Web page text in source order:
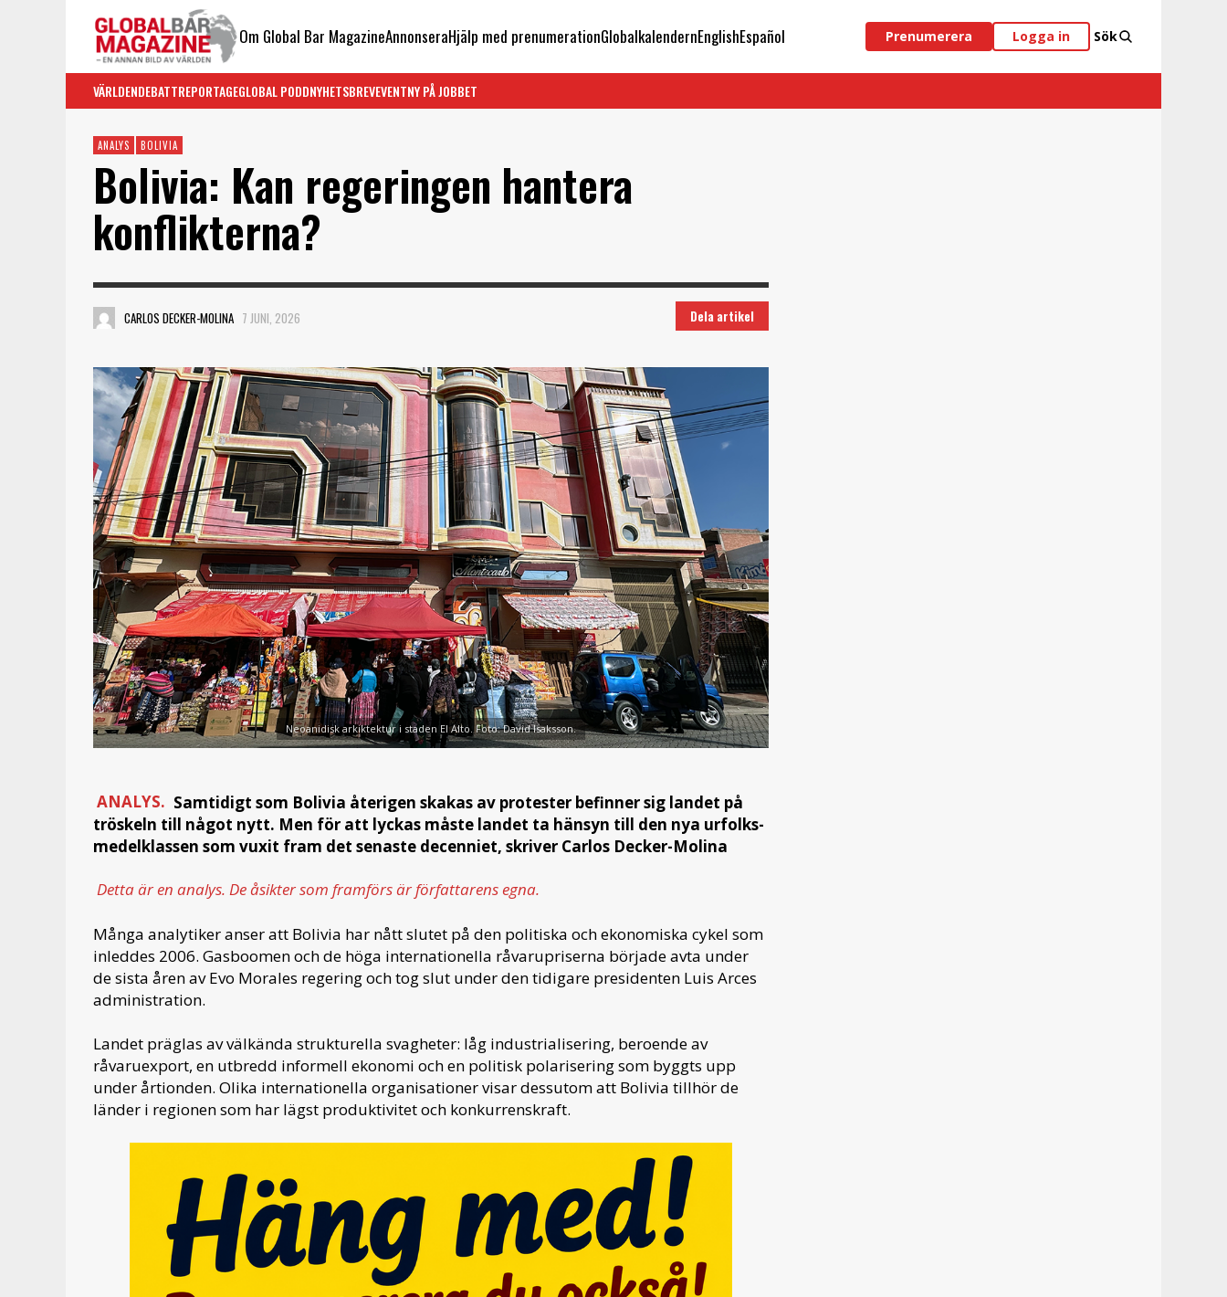
Om Global Bar MagazineAnnonseraHjälp med prenumerationGlobalkalendernEnglishEspañol Prenumerera Logga in Sök
VÄRLDENDEBATTREPORTAGEGLOBAL PODDNYHETSBREVEVENTNY PÅ JOBBET
ANALYS BOLIVIA
Bolivia: Kan regeringen hantera
konflikterna?
CARLOS DECKER-MOLINA 7 JUNI, 2026 Dela artikel
Neoanidisk arkiktektur i staden El Alto. Foto: David Isaksson.
ANALYS. Samtidigt som Bolivia återigen skakas av protester befinner sig landet på
tröskeln till något nytt. Men för att lyckas måste landet ta hänsyn till den nya urfolks-
medelklassen som vuxit fram det senaste decenniet, skriver Carlos Decker-Molina
Detta är en analys. De åsikter som framförs är författarens egna.
Många analytiker anser att Bolivia har nått slutet på den politiska och ekonomiska cykel som
inleddes 2006. Gasboomen och de höga internationella råvarupriserna började avta under
de sista åren av Evo Morales regering och tog slut under den tidigare presidenten Luis Arces
administration.
Landet präglas av välkända strukturella svagheter: låg industrialisering, beroende av
råvaruexport, en utbredd informell ekonomi och en politisk polarisering som byggts upp
under årtionden. Olika internationella organisationer visar dessutom att Bolivia tillhör de
länder i regionen som har lägst produktivitet och konkurrenskraft.